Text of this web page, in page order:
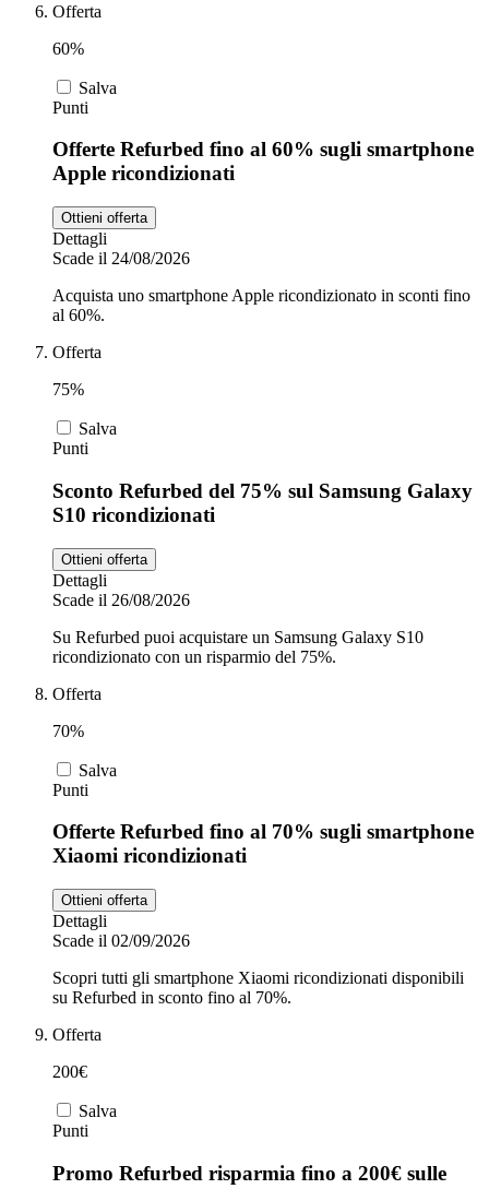
Offerta
60%
Salva
Punti
Offerte Refurbed fino al 60% sugli smartphone
Apple ricondizionati
Ottieni offerta
Dettagli
Scade il 24/08/2026
Acquista uno smartphone Apple ricondizionato in sconti fino
al 60%.
Offerta
75%
Salva
Punti
Sconto Refurbed del 75% sul Samsung Galaxy
S10 ricondizionati
Ottieni offerta
Dettagli
Scade il 26/08/2026
Su Refurbed puoi acquistare un Samsung Galaxy S10
ricondizionato con un risparmio del 75%.
Offerta
70%
Salva
Punti
Offerte Refurbed fino al 70% sugli smartphone
Xiaomi ricondizionati
Ottieni offerta
Dettagli
Scade il 02/09/2026
Scopri tutti gli smartphone Xiaomi ricondizionati disponibili
su Refurbed in sconto fino al 70%.
Offerta
200€
Salva
Punti
Promo Refurbed risparmia fino a 200€ sulle